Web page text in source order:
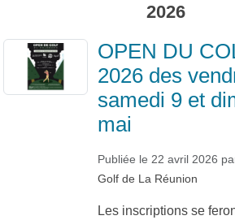
2026
OPEN DU
2026 des
samedi 9 et
mai
Publiée le 22 avril 2026
Golf de La Réunion
Les inscriptions se